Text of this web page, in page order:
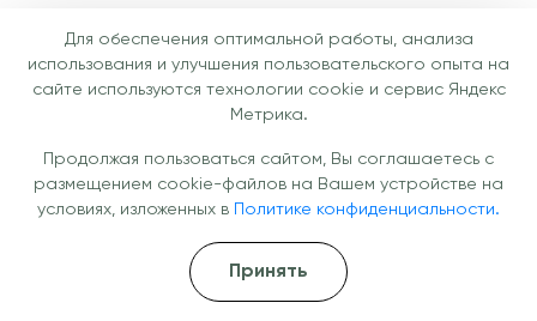
Галерея
Условия, в которых проходит
лечение
Для обеспечения оптимальной работы, анализа
использования и улучшения пользовательского опыта на
сайте используются технологии cookie и сервис Яндекс
Метрика.
Продолжая пользоваться сайтом, Вы соглашаетесь с
размещением cookie-файлов на Вашем устройстве на
условиях, изложенных в
Политике конфиденциальности.
Принять